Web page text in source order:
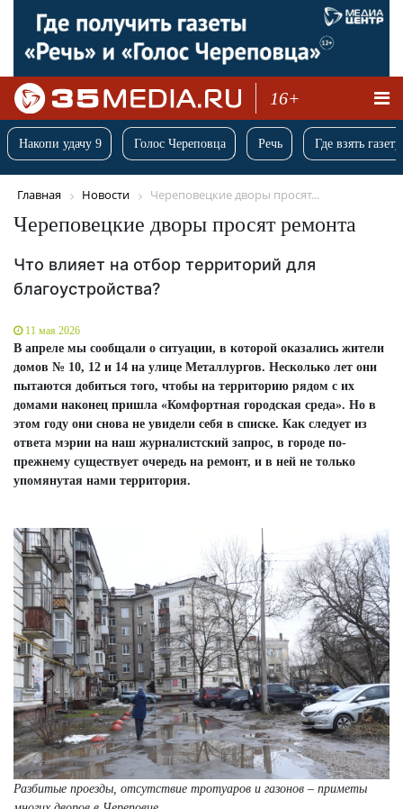
16+
Накопи удачу 9 Голос Череповца Речь Где взять
Главная Новости Череповецкие дворы просят...
Череповецкие дворы просят ремонта
Что влияет на отбор территорий для
благоустройства?
11 мая 2026
В апреле мы сообщали о ситуации, в которой оказались жители
домов № 10, 12 и 14 на улице Металлургов. Несколько лет они
пытаются добиться того, чтобы на территорию рядом с их
домами наконец пришла «Комфортная городская среда». Но в
этом году они снова не увидели себя в списке. Как следует из
ответа мэрии на наш журналистский запрос, в городе по-
прежнему существует очередь на ремонт, и в ней не только
упомянутая нами территория.
Разбитые проезды, отсутствие тротуаров и газонов – приметы